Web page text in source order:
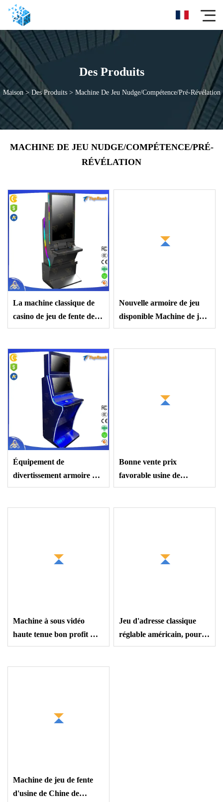
Des Produits
Maison> Des Produits> Machine De Jeu Nudge/Compétence/Pré-Révélation
MACHINE DE JEU NUDGE/COMPÉTENCE/PRÉ-
RÉVÉLATION
La machine classique de
casino de jeu de fente des
Etats-Unis la verrouillent
d'accepteur de facture
Nouvelle armoire de jeu
disponible Machine de jeu
à sous électronique Willy
Équipement de
divertissement armoire de
vente verticale jeu de fente
Bonne vente prix
favorable usine de
Guangzhou bonne vente
Machine à sous vidéo
haute tenue bon profit mot
de fruit de jeu d'arcade
Jeu d'adresse classique
réglable américain, pour
machines à sous gratuites,
Machine de jeu de fente
d'usine de Chine de